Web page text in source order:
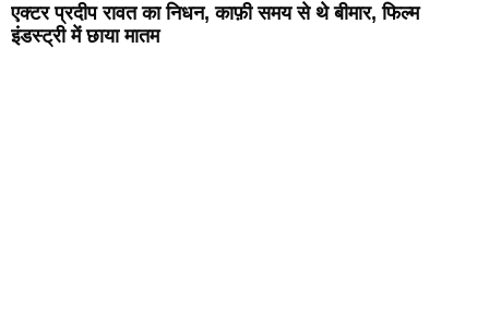
एक्टर प्रदीप रावत का निधन, काफ़ी समय से थे बीमार, फिल्म
इंडस्ट्री में छाया मातम